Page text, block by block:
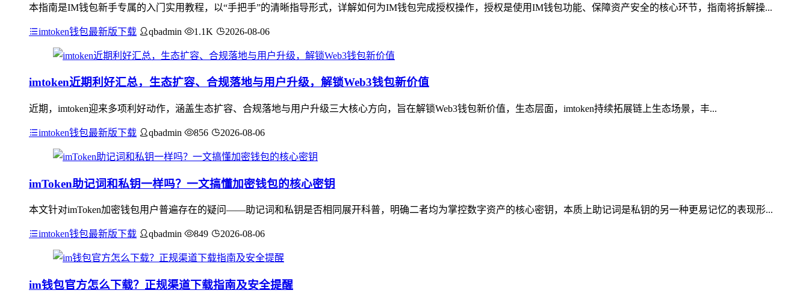
本指南是IM钱包新手专属的入门实用教程，以“手把手”的清晰指导形式，详解如何为IM钱包完成授权操作，授权是使用IM钱包功能、保障资产安全的核心环节，指南将拆解操...
imtoken钱包最新版下载 qbadmin 1.1K 2026-08-06
imtoken近期利好汇总，生态扩容、合规落地与用户升级，解锁Web3钱包新价值
近期，imtoken迎来多项利好动作，涵盖生态扩容、合规落地与用户升级三大核心方向，旨在解锁Web3钱包新价值，生态层面，imtoken持续拓展链上生态场景，丰...
imtoken钱包最新版下载 qbadmin 856 2026-08-06
imToken助记词和私钥一样吗？一文搞懂加密钱包的核心密钥
本文针对imToken加密钱包用户普遍存在的疑问——助记词和私钥是否相同展开科普，明确二者均为掌控数字资产的核心密钥，本质上助记词是私钥的另一种更易记忆的表现形...
imtoken钱包最新版下载 qbadmin 849 2026-08-06
im钱包官方怎么下载？正规渠道下载指南及安全提醒